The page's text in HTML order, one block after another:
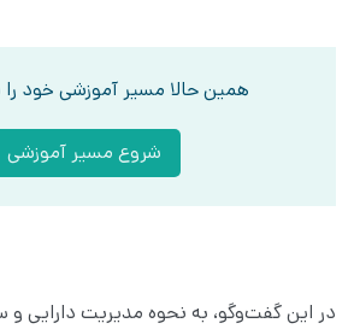
همین حالا مسیر آموزشی خود
شروع مسیر آموزشی
در این گفت‌وگو، به نحوه مدیریت دارایی